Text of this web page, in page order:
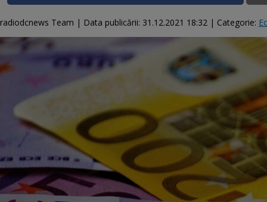
radiodcnews Team | Data publicării: 31.12.2021 18:32 | Categorie: